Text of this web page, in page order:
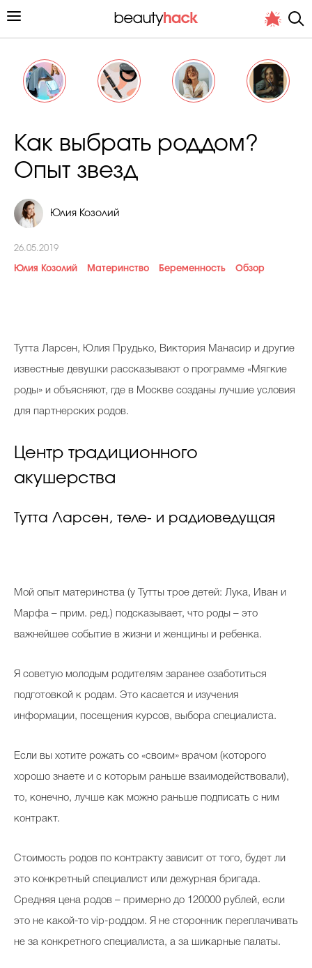
Стиль жизни
Хит недели от стилиста
Вопрос эксперту
Бьютихакер / Мама-хакер
Выбор визажистов
Хит недели от визажиста
Celebrity дня
Beauty- битвы
Тесты
Как выбрать роддом?
Опыт звезд
Юлия Козолий
26.05.2019
Юлия Козолий Материнство Беременность Обзор
утта Ларсен, Юлия Прудько, Виктория Манасир и другие
известные девушки рассказывают о программе «Мягкие
роды» и объясняют, где в Москве созданы лучшие условия
для партнерских родов.
Центр традиционного
акушерства
Тутта Ларсен, теле- и радиоведущая
Мой опыт материнства (у Тутты трое детей: Лука, Иван и
Марфа – прим. ред.) подсказывает, что роды – это
важнейшее событие в жизни и женщины и ребенка.
Я советую молодым родителям заранее озаботиться
подготовкой к родам. Это касается и изучения
информации, посещения курсов, выбора специалиста.
Если вы хотите рожать со «своим» врачом (которого
хорошо знаете и с которым раньше взаимодействовали),
то, конечно, лучше как можно раньше подписать с ним
контракт.
Стоимость родов по контракту зависит от того, будет ли
это конкретный специалист или дежурная бригада.
Средняя цена родов – примерно до 120000 рублей, если
это не какой-то vip-роддом. Я не сторонник переплачивать
не за конкретного специалиста, а за шикарные палаты.